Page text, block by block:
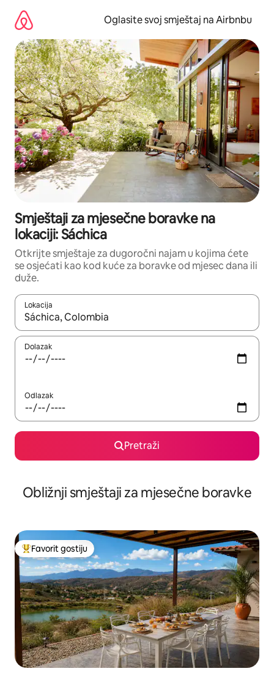
sadržaj
Oglasite svoj smještaj na Airbnbu
Smještaji za mjesečne boravke na
lokaciji: Sáchica
Otkrijte smještaje za dugoročni najam u kojima ćete
se osjećati kao kod kuće za boravke od mjesec dana ili
duže.
Lokacija
Kad rezultati budu dostupni, krećite se gore i dolje pomoću
Dolazak
Odlazak
Pretraži
Obližnji smještaji za mjesečne boravke
Glavni favorit gostiju
Favorit gostiju